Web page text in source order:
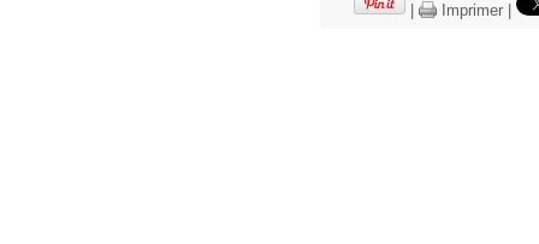
Imprimer